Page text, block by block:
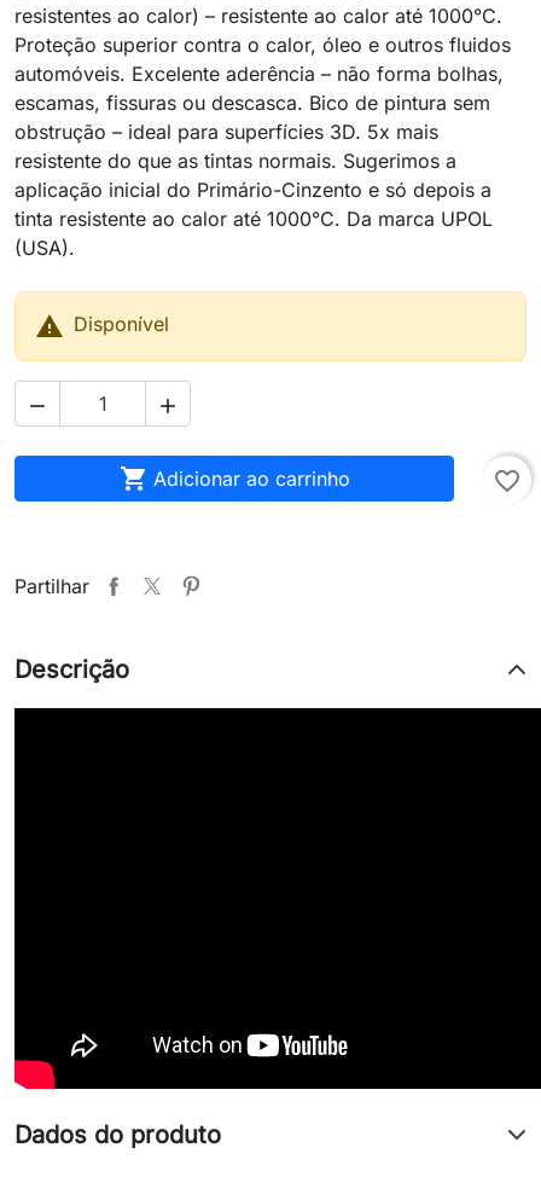
resistentes ao calor) – resistente ao calor até 1000°C.
Proteção superior contra o calor, óleo e outros fluidos
automóveis. Excelente aderência – não forma bolhas,
escamas, fissuras ou descasca. Bico de pintura sem
obstrução – ideal para superfícies 3D. 5x mais
resistente do que as tintas normais. Sugerimos a
aplicação inicial do Primário-Cinzento e só depois a
tinta resistente ao calor até 1000°C. Da marca UPOL
(USA).
 Disponível
 
 Adicionar ao carrinho favorite_border
Partilhar
Descrição
Dados do produto